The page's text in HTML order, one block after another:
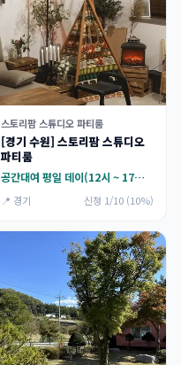
스토리팜 스튜디오 파티룸
[경기 수원] 스토리팜 스튜디오
파티룸
공간대여 평일 데이(12시 ~ 17시),공간대여 평일 나잇 (18시 ~ 02시),공간대여 주말 데이 (12시 ~ 17시)
📍 경기 신청 1/10 (10%)